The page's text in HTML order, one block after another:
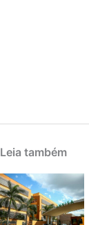
Leia também